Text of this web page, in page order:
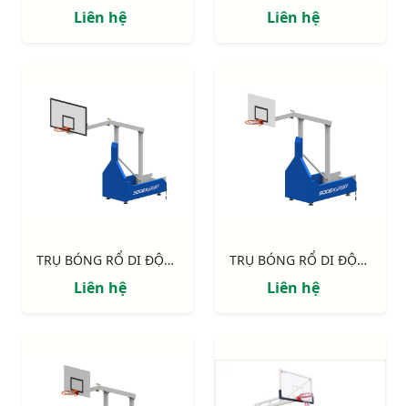
Liên hệ Liên hệ
TRỤ BÓNG RỔ DI ĐỘNG CỐ ĐỊNH CHIỀU CAO, TẦM VƯƠN 2.25M S14635
Liên hệ
TRỤ BÓNG RỔ DI ĐỘNG CỐ ĐỊNH CHIỀU CAO, TẦM VƯƠN 1.60M S14633
Liên hệ